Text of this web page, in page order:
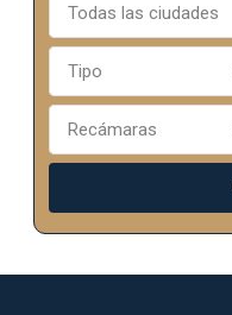
Todas las ciudades
Tipo
Recámaras